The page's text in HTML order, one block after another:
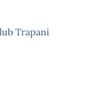
Trapani